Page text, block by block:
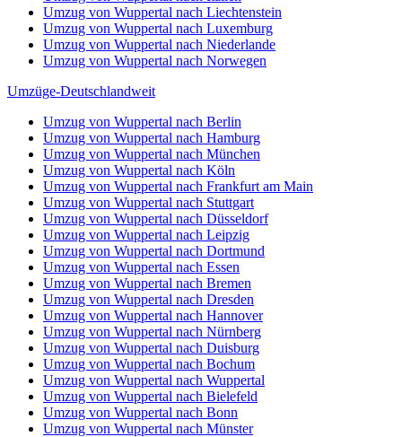
Umzug von Wuppertal nach Liechtenstein
Umzug von Wuppertal nach Luxemburg
Umzug von Wuppertal nach Niederlande
Umzug von Wuppertal nach Norwegen
Umzüge-Deutschlandweit
Umzug von Wuppertal nach Berlin
Umzug von Wuppertal nach Hamburg
Umzug von Wuppertal nach München
Umzug von Wuppertal nach Köln
Umzug von Wuppertal nach Frankfurt am Main
Umzug von Wuppertal nach Stuttgart
Umzug von Wuppertal nach Düsseldorf
Umzug von Wuppertal nach Leipzig
Umzug von Wuppertal nach Dortmund
Umzug von Wuppertal nach Essen
Umzug von Wuppertal nach Bremen
Umzug von Wuppertal nach Dresden
Umzug von Wuppertal nach Hannover
Umzug von Wuppertal nach Nürnberg
Umzug von Wuppertal nach Duisburg
Umzug von Wuppertal nach Bochum
Umzug von Wuppertal nach Wuppertal
Umzug von Wuppertal nach Bielefeld
Umzug von Wuppertal nach Bonn
Umzug von Wuppertal nach Münster